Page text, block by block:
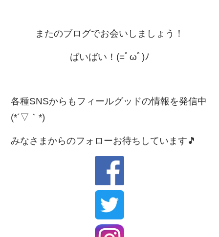
またのブログでお会いしましょう！
ばいばい！(=ﾟωﾟ)ﾉ
各種SNSからもフィールグッドの情報を発信中
(*´▽｀*)
みなさまからのフォローお待ちしています🎵